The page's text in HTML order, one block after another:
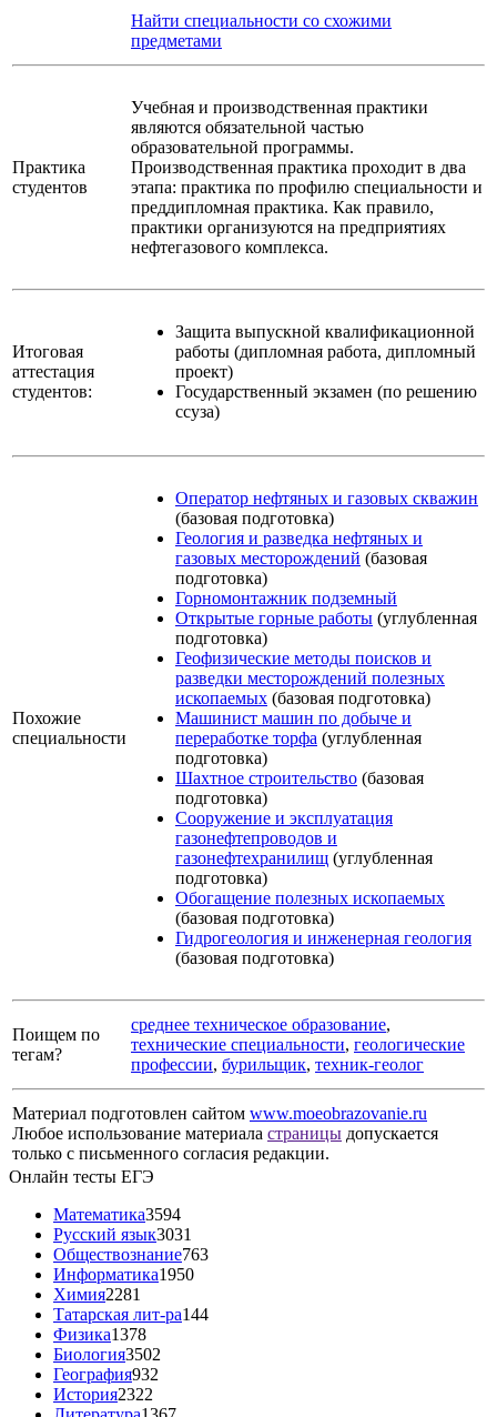
Найти специальности со схожими
предметами
Практика
студентов
Учебная и производственная практики
являются обязательной частью
образовательной программы.
Производственная практика проходит в два
этапа: практика по профилю специальности и
преддипломная практика. Как правило,
практики организуются на предприятиях
нефтегазового комплекса.
Итоговая
аттестация
студентов:
Защита выпускной квалификационной
работы (дипломная работа, дипломный
проект)
Государственный экзамен (по решению
ссуза)
Похожие
специальности
Оператор нефтяных и газовых скважин
(базовая подготовка)
Геология и разведка нефтяных и
газовых месторождений (базовая
подготовка)
Горномонтажник подземный
Открытые горные работы (углубленная
подготовка)
Геофизические методы поисков и
разведки месторождений полезных
ископаемых (базовая подготовка)
Машинист машин по добыче и
переработке торфа (углубленная
подготовка)
Шахтное строительство (базовая
подготовка)
Сооружение и эксплуатация
газонефтепроводов и
газонефтехранилищ (углубленная
подготовка)
Обогащение полезных ископаемых
(базовая подготовка)
Гидрогеология и инженерная геология
(базовая подготовка)
Поищем по
тегам?
среднее техническое образование,
технические специальности, геологические
профессии, бурильщик, техник-геолог
Материал подготовлен сайтом www.moeobrazovanie.ru
Любое использование материала страницы допускается
только с письменного согласия редакции.
Онлайн тесты ЕГЭ
Математика3594
Русский язык3031
Обществознание763
Информатика1950
Химия2281
Татарская лит-ра144
Физика1378
Биология3502
География932
История2322